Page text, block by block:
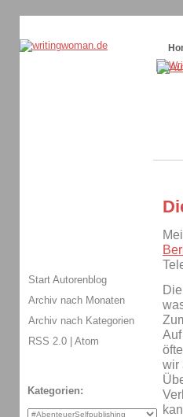
wir
Start Autorenblog
Archiv nach Monaten
Archiv nach Kategorien
RSS 2.0 | Atom
Kategorien: